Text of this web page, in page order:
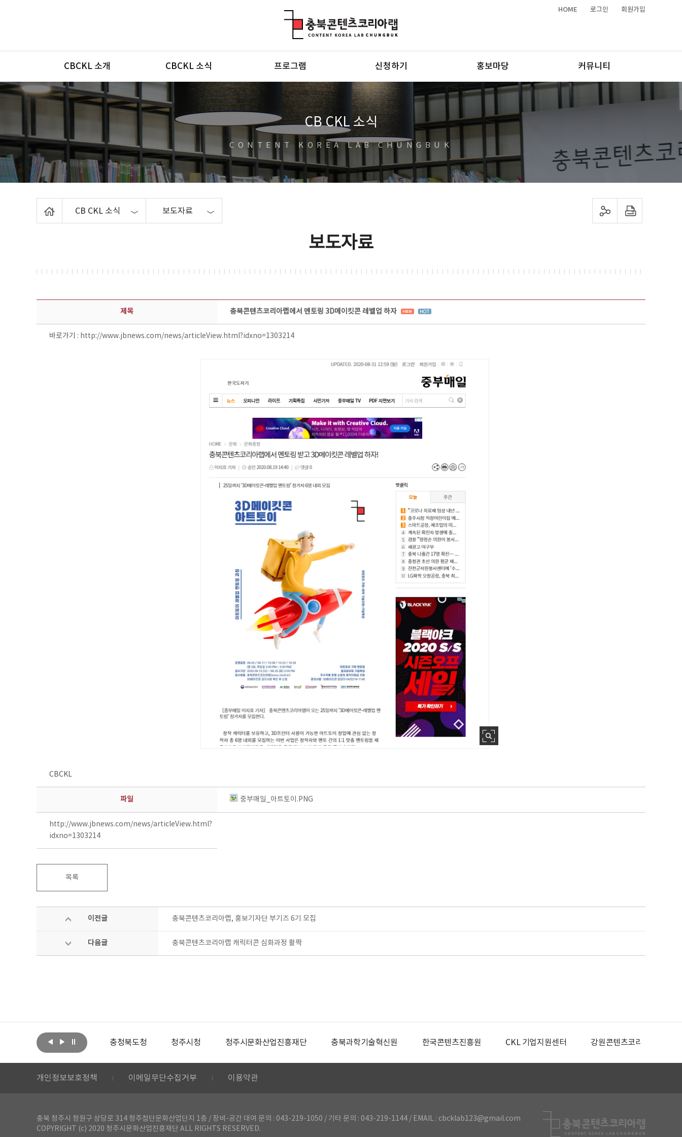
HOME 로그인 회원가입
메뉴
CBCKL 소개 CBCKL 소식 프로그램 신청하기 홍보마당 커뮤니티
CB CKL 소식
CONTENT KOREA LAB CHUNGBUK
CB CKL 소식 보도자료 sns 공유하기 프린트하기
보도자료
보도자료 상세보기 - 제목, 담당부서, 담당자, 담당연락처, 내용, 첨부파일 정보 제공
제목 충북콘텐츠코리아랩에서 멘토링 3D메이킷콘 레벨업 하자
바로가기 : http://www.jbnews.com/news/articleView.html?idxno=1303214
CBCKL
파일 중부매일_아트토이.PNG
http://www.jbnews.com/news/articleView.html?
idxno=1303214
목록
이전글 충북콘텐츠코리아랩, 홍보기자단 부기즈 6기 모집
다음글 충북콘텐츠코리아랩 캐릭터콘 심화과정 활짝
문화체육관광부 충청북도청 청주시청 청주시문화산업진흥재단 충북과학기술혁신원 한국콘텐츠진흥원 CKL 기업지원센터 강원콘텐츠코리아랩
개인정보보호정책 이메일무단수집거부 이용약관
충북 청주시 청원구 상당로 314 청주첨단문화산업단지 1층 / 장비-공간 대여 문의 : 043-219-1050 / 기타 문의 : 043-219-1144 / EMAIL : cbcklab123@gmail.com
COPYRIGHT (c) 2020 청주시문화산업진흥재단 ALL RIGHTS RESERVED.